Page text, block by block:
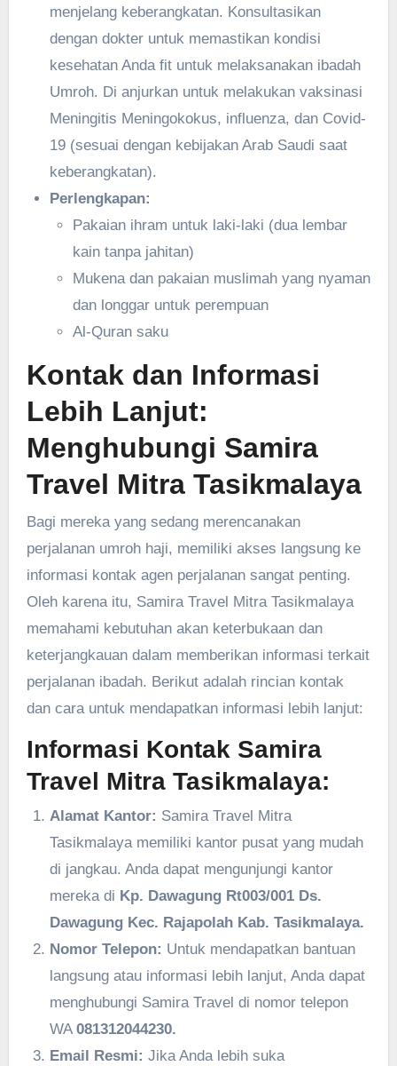
menjelang keberangkatan. Konsultasikan
dengan dokter untuk memastikan kondisi
kesehatan Anda fit untuk melaksanakan ibadah
Umroh. Di anjurkan untuk melakukan vaksinasi
Meningitis Meningokokus, influenza, dan Covid-
19 (sesuai dengan kebijakan Arab Saudi saat
keberangkatan).
Perlengkapan:
Pakaian ihram untuk laki-laki (dua lembar
kain tanpa jahitan)
Mukena dan pakaian muslimah yang nyaman
dan longgar untuk perempuan
Al-Quran saku
Kontak dan Informasi
Lebih Lanjut:
Menghubungi Samira
Travel Mitra Tasikmalaya
Bagi mereka yang sedang merencanakan
perjalanan umroh haji, memiliki akses langsung ke
informasi kontak agen perjalanan sangat penting.
Oleh karena itu, Samira Travel Mitra Tasikmalaya
memahami kebutuhan akan keterbukaan dan
keterjangkauan dalam memberikan informasi terkait
perjalanan ibadah. Berikut adalah rincian kontak
dan cara untuk mendapatkan informasi lebih lanjut:
Informasi Kontak Samira
Travel Mitra Tasikmalaya:
Alamat Kantor: Samira Travel Mitra
Tasikmalaya memiliki kantor pusat yang mudah
di jangkau. Anda dapat mengunjungi kantor
mereka di Kp. Dawagung Rt003/001 Ds.
Dawagung Kec. Rajapolah Kab. Tasikmalaya.
Nomor Telepon: Untuk mendapatkan bantuan
langsung atau informasi lebih lanjut, Anda dapat
menghubungi Samira Travel di nomor telepon
WA 081312044230.
Email Resmi: Jika Anda lebih suka